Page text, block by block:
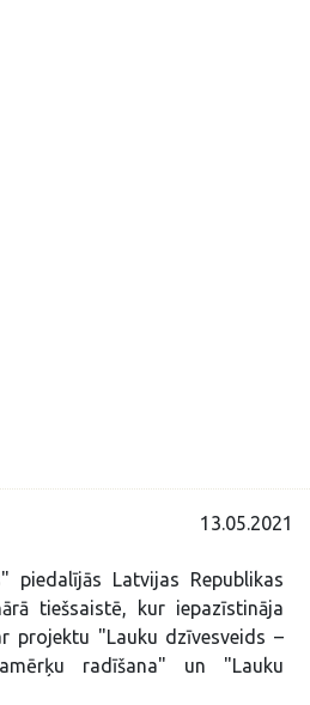
13.05.2021
piedalījās Latvijas Republikas
tiešsaistē, kur iepazīstināja
projektu "Lauku dzīvesveids –
radīšana" un "Lauku